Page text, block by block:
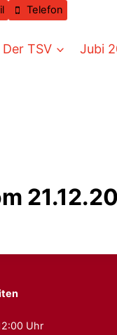
Telefon
Der TSV Jubi
Uhr